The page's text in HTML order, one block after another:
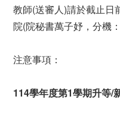
教師(送審人)請於截止日
院(院秘書萬子妤，分機
注意事項：
114學年度第1學期升等/